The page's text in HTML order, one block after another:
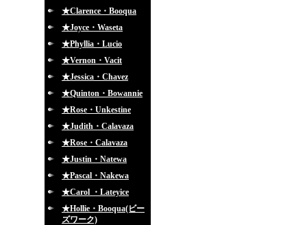
★Clarence・Booqua
★Joyce・Waseta
★Phyllia・Lucio
★Vernon・Vacit
★Jessica・Chavez
★Quinton・Bowannie
★Rose・Unkestine
★Judith・Calavaza
★Rose・Calavaza
★Justin・Natewa
★Pascal・Nakewa
★Carol ・Lateyice
★Hollie・Booqua(ビー
ズワーク)